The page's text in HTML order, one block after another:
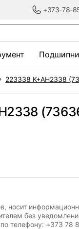
+373-78-
223338 K+AH2338
носит
без
телефону: +373 78